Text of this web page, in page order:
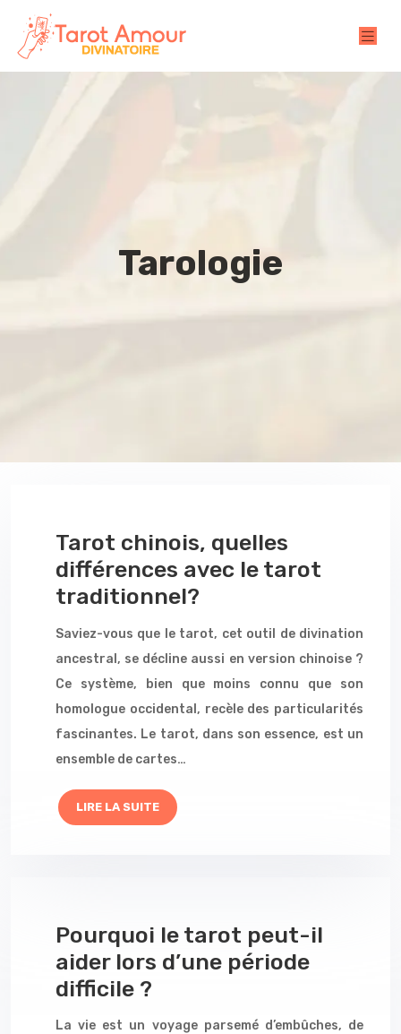
Tarologie
Tarot chinois, quelles
différences avec le tarot
traditionnel?
Saviez-vous que le tarot, cet outil de divination
ancestral, se décline aussi en version chinoise ?
Ce système, bien que moins connu que son
homologue occidental, recèle des particularités
fascinantes. Le tarot, dans son essence, est un
ensemble de cartes…
LIRE LA SUITE
Pourquoi le tarot peut-il
aider lors d’une période
difficile ?
La vie est un voyage parsemé d’embûches, de